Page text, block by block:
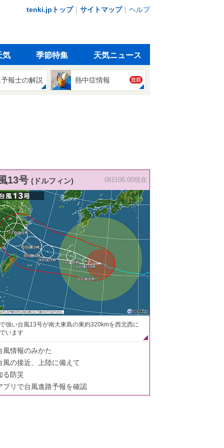
tenki.jpトップ｜ サイトマップ｜ ヘルプ
気 季節特集 天気ニュース
報士の解説 熱中症情報 注目
13号 (ドルフィン) 06日06:00現在
強い台風13号が南大東島の東約320kmを西北西に
います
風情報のみかた
風の接近、上陸に備えて
る防災
プリで台風進路予報を確認